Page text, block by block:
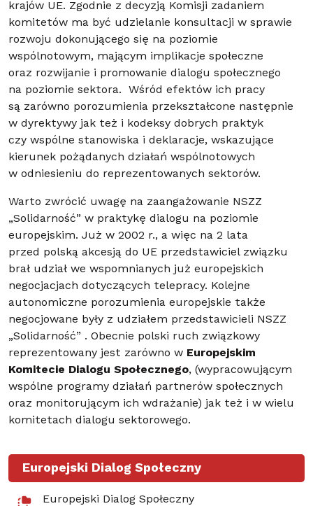
krajów UE. Zgodnie z decyzją Komisji zadaniem
komitetów ma być udzielanie konsultacji w sprawie
rozwoju dokonującego się na poziomie
wspólnotowym, mającym implikacje społeczne
oraz rozwijanie i promowanie dialogu społecznego
na poziomie sektora. Wśród efektów ich pracy
są zarówno porozumienia przekształcone następnie
w dyrektywy jak też i kodeksy dobrych praktyk
czy wspólne stanowiska i deklaracje, wskazujące
kierunek pożądanych działań wspólnotowych
w odniesieniu do reprezentowanych sektorów.
Warto zwrócić uwagę na zaangażowanie NSZZ
„Solidarność” w praktykę dialogu na poziomie
europejskim. Już w 2002 r., a więc na 2 lata
przed polską akcesją do UE przedstawiciel związku
brał udział we wspomnianych już europejskich
negocjacjach dotyczących telepracy. Kolejne
autonomiczne porozumienia europejskie także
negocjowane były z udziałem przedstawicieli NSZZ
„Solidarność” . Obecnie polski ruch związkowy
reprezentowany jest zarówno w Europejskim
Komitecie Dialogu Społecznego, (wypracowującym
wspólne programy działań partnerów społecznych
oraz monitorującym ich wdrażanie) jak też i w wielu
komitetach dialogu sektorowego.
Europejski Dialog Społeczny
Europejski Dialog Społeczny